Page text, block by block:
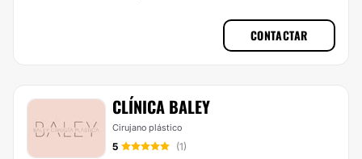
CONTACTAR
CLÍNICA BALEY
Cirujano plástico
5
(1)